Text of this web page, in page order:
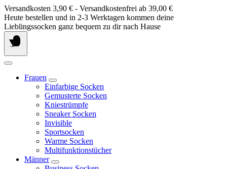
Springe
zum
Inhalt
Versandkosten 3,90 € - Versandkostenfrei ab 39,00 €
Heute bestellen und in 2-3 Werktagen kommen deine
Lieblingssocken ganz bequem zu dir nach Hause
Frauen
Einfarbige Socken
Gemusterte Socken
Kniestrümpfe
Sneaker Socken
Invisible
Sportsocken
Warme Socken
Multifunktionstücher
Männer